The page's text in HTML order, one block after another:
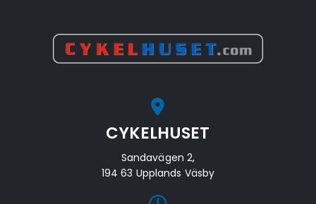
CYKELHUSET
Sandavägen 2,
194 63 Upplands Väsby